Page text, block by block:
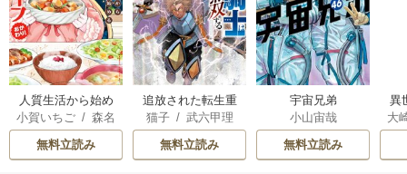
人質生活から始め
るスローライフ
小賀いちご /森名
尚
無料立読み
追放された転生重
騎士はゲーム知識
で無双する
猫子/ 武六甲理
/じゃいあん
無料立読み
宇宙兄弟
小山宙哉
無料立読み
異
は
大